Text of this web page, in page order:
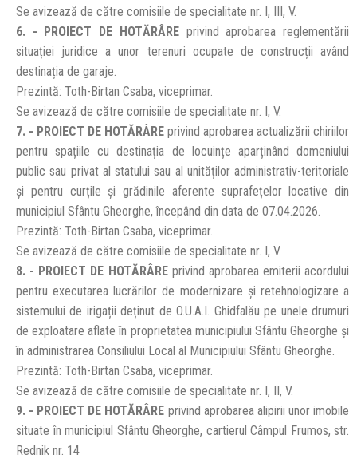
Se avizează de către comisiile de specialitate nr. I, III, V.
6. - PROIECT DE HOTĂRÂREprivind aprobarea reglementării
situației juridice a unor terenuri ocupate de construcții având
destinația de garaje.
Prezintă: Toth-Birtan Csaba, viceprimar.
Se avizează de către comisiile de specialitate nr. I, V.
7. - PROIECT DE HOTĂRÂRE privind aprobarea actualizării chiriilor
pentru spațiile cu destinația de locuințe aparținând domeniului
public sau privat al statului sau al unităților administrativ-teritoriale
și pentru curțile și grădinile aferente suprafețelor locative din
municipiul Sfântu Gheorghe, începând din data de 07.04.2026.
Prezintă: Toth-Birtan Csaba, viceprimar.
Se avizează de către comisiile de specialitate nr. I, V.
8. - PROIECT DE HOTĂRÂREprivind aprobarea emiterii acordului
pentru executarea lucrărilor de modernizare și retehnologizare a
sistemului de irigații deținut de O.U.A.I. Ghidfalău pe unele drumuri
de exploatare aflate în proprietatea municipiului Sfântu Gheorghe și
în administrarea Consiliului Local al Municipiului Sfântu Gheorghe.
Prezintă: Toth-Birtan Csaba, viceprimar.
Se avizează de către comisiile de specialitate nr. I, II, V.
9. - PROIECT DE HOTĂRÂRE privind aprobarea alipirii unor imobile
situate în municipiul Sfântu Gheorghe, cartierul Câmpul Frumos, str.
Rednik nr. 14